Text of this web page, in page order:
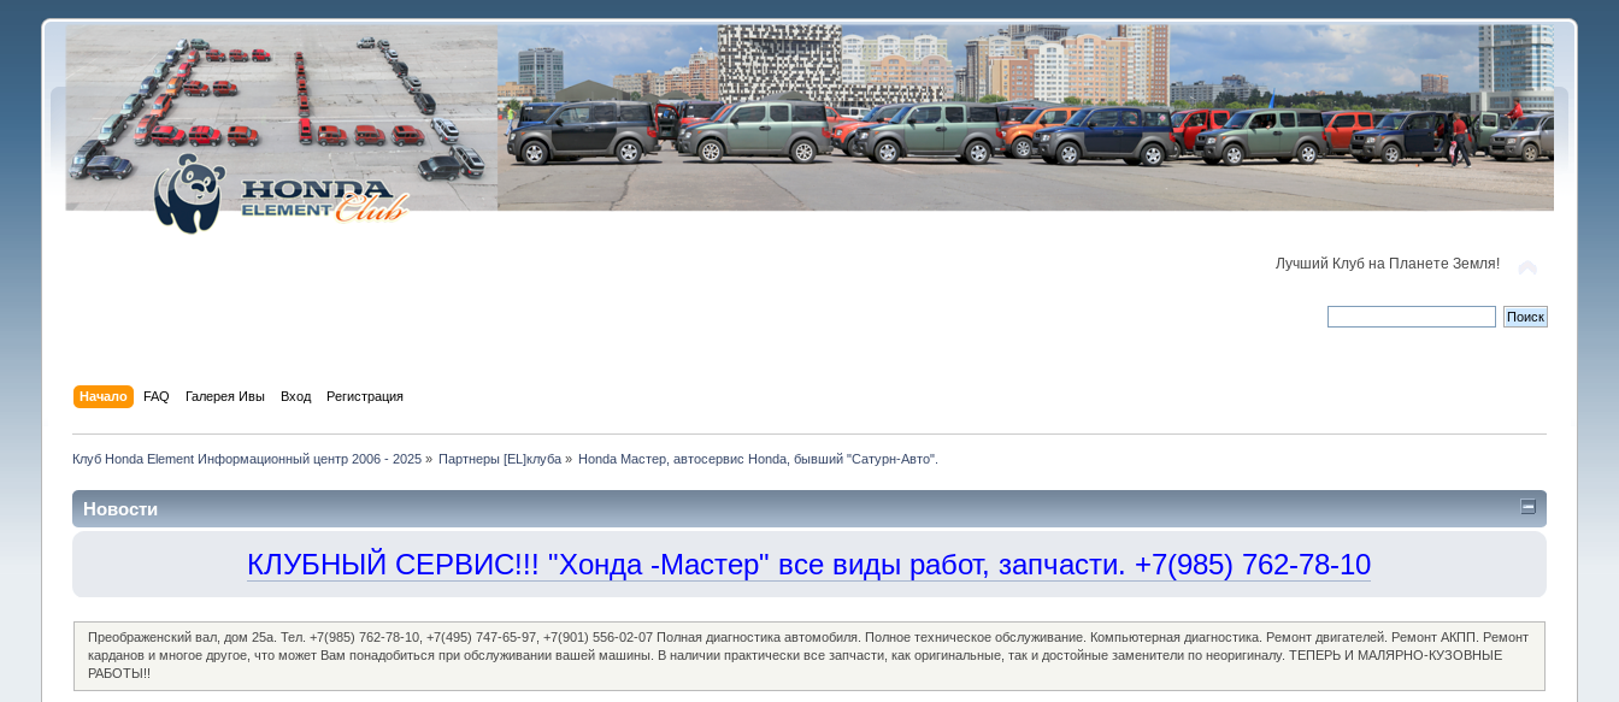
Лучший Клуб на Планете Земля!
Начало FAQ Галерея Ивы Вход Регистрация
Клуб Honda Element Информационный центр 2006 - 2025» Партнеры [EL]клуба » Honda Мастер, автосервис Honda, бывший "Сатурн-Авто".
Новости
КЛУБНЫЙ СЕРВИС!!! "Хонда -Мастер" все виды работ, запчасти. +7(985) 762-78-10
Преображенский вал, дом 25а. Тел. +7(985) 762-78-10, +7(495) 747-65-97, +7(901) 556-02-07 Полная диагностика автомобиля. Полное техническое обслуживание. Компьютерная диагностика. Ремонт двигателей. Ремонт АКПП. Ремонт
карданов и многое другое, что может Вам понадобиться при обслуживании вашей машины. В наличии практически все запчасти, как оригинальные, так и достойные заменители по неоригиналу. ТЕПЕРЬ И МАЛЯРНО-КУЗОВНЫЕ
РАБОТЫ!!